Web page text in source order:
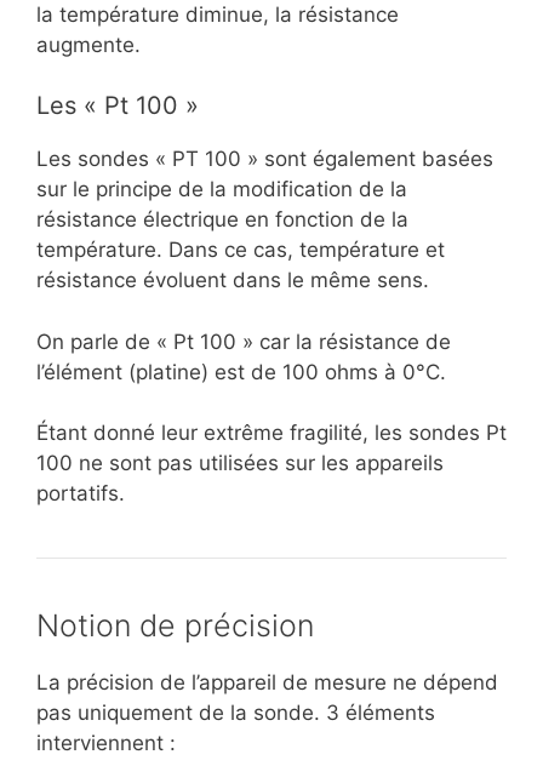
la température diminue, la résistance
augmente.
Les « Pt 100 »
Les sondes « PT 100 » sont également basées
sur le principe de la modification de la
résistance électrique en fonction de la
température. Dans ce cas, température et
résistance évoluent dans le même sens.
On parle de « Pt 100 » car la résistance de
l’élément (platine) est de 100 ohms à 0°C.
Étant donné leur extrême fragilité, les sondes Pt
100 ne sont pas utilisées sur les appareils
portatifs.
Notion de précision
La précision de l’appareil de mesure ne dépend
pas uniquement de la sonde. 3 éléments
interviennent :